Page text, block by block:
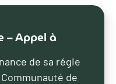
– Appel à
de sa régie
de